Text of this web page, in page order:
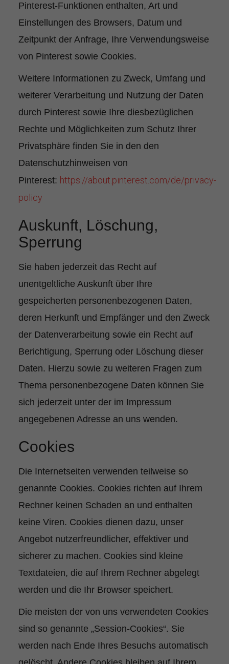
Pinterest-Funktionen enthalten, Art und
Einstellungen des Browsers, Datum und
Zeitpunkt der Anfrage, Ihre Verwendungsweise
von Pinterest sowie Cookies.
Weitere Informationen zu Zweck, Umfang und
weiterer Verarbeitung und Nutzung der Daten
durch Pinterest sowie Ihre diesbezüglichen
Rechte und Möglichkeiten zum Schutz Ihrer
Privatsphäre finden Sie in den den
Datenschutzhinweisen von
Pinterest: https://about.pinterest.com/de/privacy-
policy
Auskunft, Löschung,
Sperrung
Sie haben jederzeit das Recht auf
unentgeltliche Auskunft über Ihre
gespeicherten personenbezogenen Daten,
deren Herkunft und Empfänger und den Zweck
der Datenverarbeitung sowie ein Recht auf
Berichtigung, Sperrung oder Löschung dieser
Daten. Hierzu sowie zu weiteren Fragen zum
Thema personenbezogene Daten können Sie
sich jederzeit unter der im Impressum
angegebenen Adresse an uns wenden.
Cookies
Die Internetseiten verwenden teilweise so
genannte Cookies. Cookies richten auf Ihrem
Rechner keinen Schaden an und enthalten
keine Viren. Cookies dienen dazu, unser
Angebot nutzerfreundlicher, effektiver und
sicherer zu machen. Cookies sind kleine
Textdateien, die auf Ihrem Rechner abgelegt
werden und die Ihr Browser speichert.
Die meisten der von uns verwendeten Cookies
sind so genannte „Session-Cookies“. Sie
werden nach Ende Ihres Besuchs automatisch